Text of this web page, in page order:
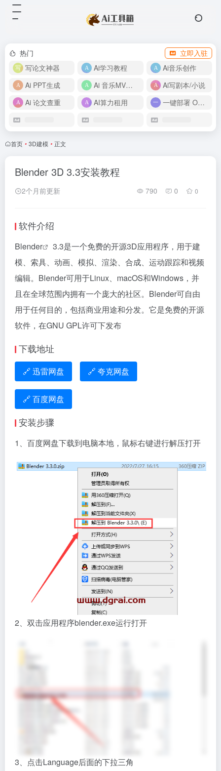
热门
立即入驻
写论文神器
Ai学习教程
Ai音乐创作
Ai PPT生成
Ai 音乐MV制作
Ai写剧本/小说
Ai 论文查重
AI算力租用 一键部署 OpenClaw
首页 • 3D建模 • 正文
Blender 3D 3.3安装教程
2个月前更新 790 0 0
软件介绍
Blender
3.3是一个免费的开源3D应用程序，用于建
模、索具、动画、模拟、渲染、合成、运动跟踪和视频
编辑。Blender可用于Linux、macOS和Windows，并
且在全球范围内拥有一个庞大的社区。Blender可自由
用于任何目的，包括商业用途和分发。它是免费的开源
软件，在GNU GPL许可下发布
下载地址
🔗 迅雷网盘 🔗 夸克网盘
🔗 百度网盘
安装步骤
1、百度网盘下载到电脑本地，鼠标右键进行解压打开
2、双击应用程序blender.exe运行打开
3、点击Language后面的下拉三角